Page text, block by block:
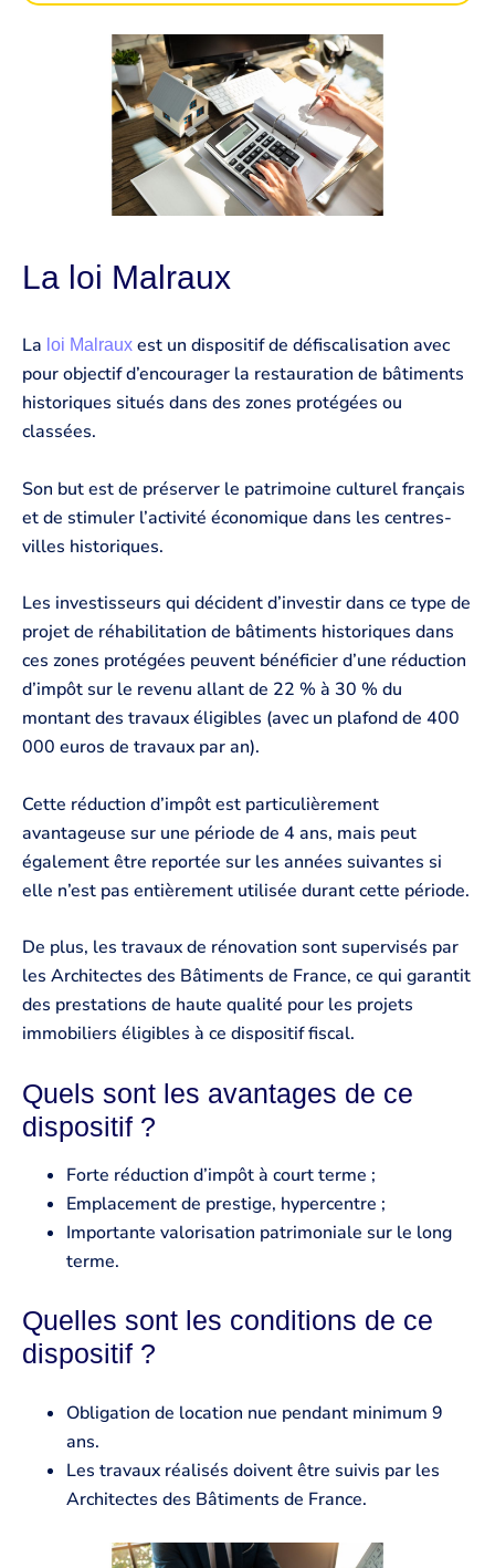
La loi Malraux
La loi Malraux est un dispositif de défiscalisation avec
pour objectif d’encourager la restauration de bâtiments
historiques situés dans des zones protégées ou
classées.
Son but est de préserver le patrimoine culturel français
et de stimuler l’activité économique dans les centres-
villes historiques.
Les investisseurs qui décident d’investir dans ce type de
projet de réhabilitation de bâtiments historiques dans
ces zones protégées peuvent bénéficier d’une réduction
d’impôt sur le revenu allant de 22 % à 30 % du
montant des travaux éligibles (avec un plafond de 400
000 euros de travaux par an).
Cette réduction d’impôt est particulièrement
avantageuse sur une période de 4 ans, mais peut
également être reportée sur les années suivantes si
elle n’est pas entièrement utilisée durant cette période.
De plus, les travaux de rénovation sont supervisés par
les Architectes des Bâtiments de France, ce qui garantit
des prestations de haute qualité pour les projets
immobiliers éligibles à ce dispositif fiscal.
Quels sont les avantages de ce
dispositif ?
Forte réduction d’impôt à court terme ;
Emplacement de prestige, hypercentre ;
Importante valorisation patrimoniale sur le long
terme.
Quelles sont les conditions de ce
dispositif ?
Obligation de location nue pendant minimum 9
ans.
Les travaux réalisés doivent être suivis par les
Architectes des Bâtiments de France.